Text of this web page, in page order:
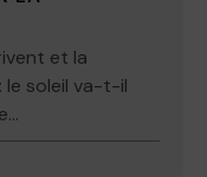
et la
le soleil va-t-il